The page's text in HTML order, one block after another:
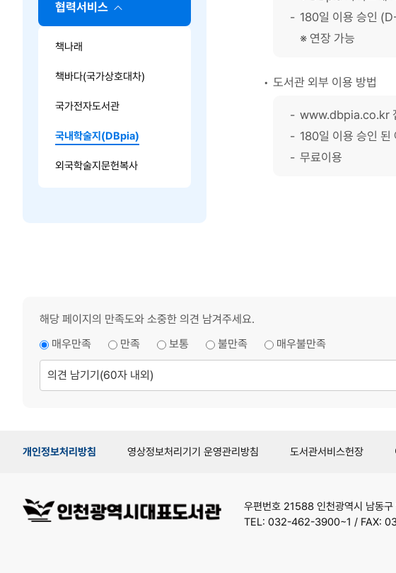
협력서비스
책나래
책바다(국가상호대차)
국가전자도서관
국내학술지(DBpia)
외국학술지문헌복사
180일 이용 승인
연장 가능
도서관 외부 이용 방법
www.dbpia.co.kr
180일 이용 승인 된
무료이용
해당 페이지의 만족도와 소중한 의견 남겨주세요.
매우만족
만족 보통 불만족
매우불만족
의
견
남
개인정보처리방침 영상정보처리기기 운영관리방침 도서관서비스헌장
우편번호 21588 인천광역시 남동
TEL: 032-462-3900~1 / FAX: